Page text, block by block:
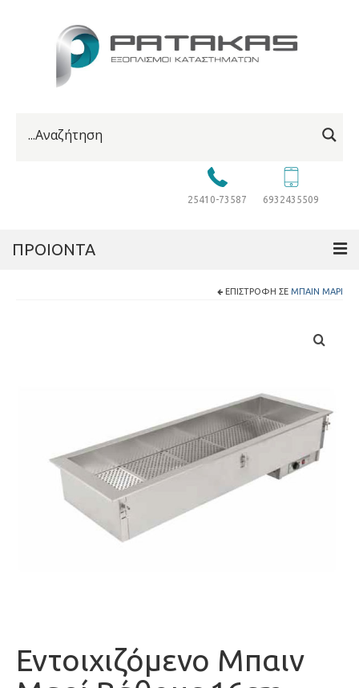
25410-73587 6932435509
ΠΡΟΙΟΝΤΑ
ΕΠΙΣΤΡΟΦΉ ΣΕ ΜΠΑΊΝ ΜΑΡΊ
Εντoιχιζόμενο Μπαιν